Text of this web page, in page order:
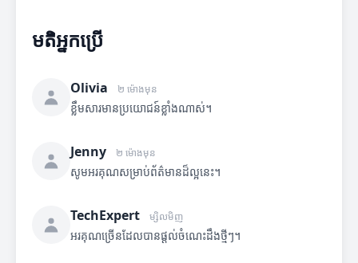
មតិអ្នកប្រើ
Olivia ២ ម៉ោងមុន
ខ្លឹមសារមានប្រយោជន៍ខ្លាំងណាស់។
Jenny ២ ម៉ោងមុន
សូមអរគុណសម្រាប់ព័ត៌មានដ៏ល្អនេះ។
TechExpert ម្សិលមិញ
អរគុណច្រើនដែលបានផ្តល់ចំណេះដឹងថ្មីៗ។